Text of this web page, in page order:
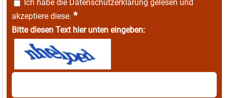
Ich habe die Datenschutzerklärung gelesen und
akzeptiere diese. *
Bitte diesen Text hier unten eingeben: